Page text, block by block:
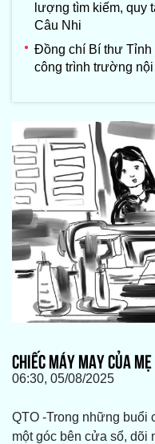
lượng tìm kiếm, quy
Câu Nhi
Đồng chí Bí thư Tỉnh
công trình trường
CHIẾC MÁY MAY CỦA MẸ
06:30, 05/08/2025
QTO -Trong những buổi
một góc bên cửa sổ, dõi